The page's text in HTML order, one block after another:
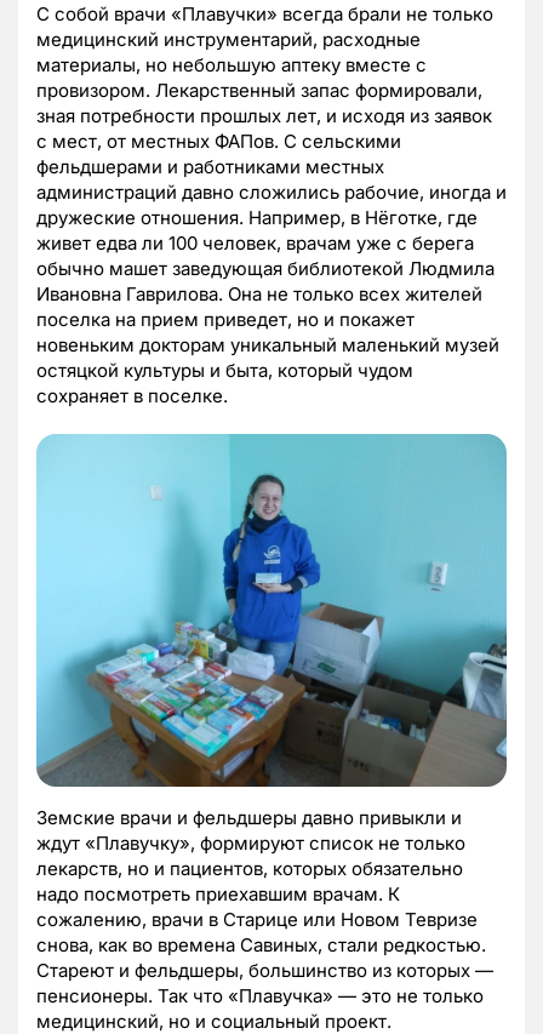
С собой врачи «Плавучки» всегда брали не только
медицинский инструментарий, расходные
материалы, но небольшую аптеку вместе с
провизором. Лекарственный запас формировали,
зная потребности прошлых лет, и исходя из заявок
с мест, от местных ФАПов. С сельскими
фельдшерами и работниками местных
администраций давно сложились рабочие, иногда и
дружеские отношения. Например, в Нёготке, где
живет едва ли 100 человек, врачам уже с берега
обычно машет заведующая библиотекой Людмила
Ивановна Гаврилова. Она не только всех жителей
поселка на прием приведет, но и покажет
новеньким докторам уникальный маленький музей
остяцкой культуры и быта, который чудом
сохраняет в поселке.
Земские врачи и фельдшеры давно привыкли и
ждут «Плавучку», формируют список не только
лекарств, но и пациентов, которых обязательно
надо посмотреть приехавшим врачам. К
сожалению, врачи в Старице или Новом Тевризе
снова, как во времена Савиных, стали редкостью.
Стареют и фельдшеры, большинство из которых —
пенсионеры. Так что «Плавучка» — это не только
медицинский, но и социальный проект.